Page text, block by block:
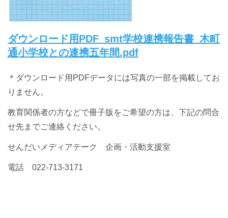
ダウンロード用PDF_smt学校連携報告書_木町
通小学校との連携五年間.pdf
＊ダウンロード用PDFデータには写真の一部を掲載してお
りません。
教育関係者の方などで冊子版をご希望の方は、下記の問合
せ先までご連絡ください。
せんだいメディアテーク 企画・活動支援室
電話 022-713-3171